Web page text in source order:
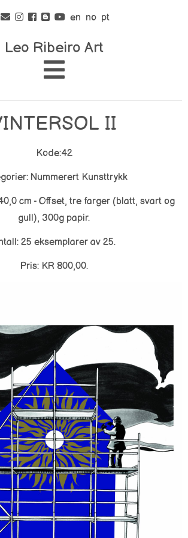
en no pt
Leo Ribeiro Art
II
Kode:42
Nummerert Kunsttrykk
cm - Offset, tre farger (blatt, svart og
gull), 300g papir.
25 eksemplarer av 25.
Pris: KR 800,00.